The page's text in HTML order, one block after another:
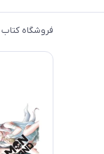
فروشگاه کتاب